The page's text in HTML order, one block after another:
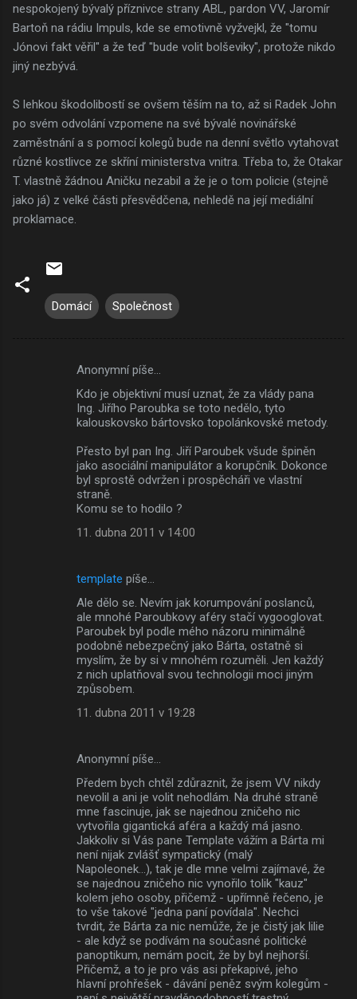
nespokojený bývalý příznivce strany ABL, pardon VV, Jaromír
Bartoň na rádiu Impuls, kde se emotivně vyžvejkl, že "tomu
Jónovi fakt věřil" a že teď "bude volit bolševiky", protože nikdo
jiný nezbývá.
S lehkou škodolibostí se ovšem těším na to, až si Radek John
po svém odvolání vzpomene na své bývalé novinářské
zaměstnání a s pomocí kolegů bude na denní světlo vytahovat
různé kostlivce ze skříní ministerstva vnitra. Třeba to, že Otakar
T. vlastně žádnou Aničku nezabil a že je o tom policie (stejně
jako já) z velké části přesvědčena, nehledě na její mediální
proklamace.
Domácí Společnost
Anonymní píše…
Kdo je objektivní musí uznat, že za vlády pana
Ing. Jiřího Paroubka se toto nedělo, tyto
kalouskovsko bártovsko topolánkovské metody.
Přesto byl pan Ing. Jiří Paroubek všude špiněn
jako asociální manipulátor a korupčník. Dokonce
byl sprostě odvržen i prospěcháři ve vlastní
straně.
Komu se to hodilo ?
11. dubna 2011 v 14:00
template píše…
Ale dělo se. Nevím jak korumpování poslanců,
ale mnohé Paroubkovy aféry stačí vygooglovat.
Paroubek byl podle mého názoru minimálně
podobně nebezpečný jako Bárta, ostatně si
myslím, že by si v mnohém rozuměli. Jen každý
z nich uplatňoval svou technologii moci jiným
způsobem.
11. dubna 2011 v 19:28
Anonymní píše…
Předem bych chtěl zdůraznit, že jsem VV nikdy
nevolil a ani je volit nehodlám. Na druhé straně
mne fascinuje, jak se najednou zničeho nic
vytvořila gigantická aféra a každý má jasno.
Jakkoliv si Vás pane Template vážím a Bárta mi
není nijak zvlášť sympatický (malý
Napoleonek...), tak je dle mne velmi zajímavé, že
se najednou zničeho nic vynořilo tolik "kauz"
kolem jeho osoby, přičemž - upřímně řečeno, je
to vše takové "jedna paní povídala". Nechci
tvrdit, že Bárta za nic nemůže, že je čistý jak lilie
- ale když se podívám na současné politické
panoptikum, nemám pocit, že by byl nejhorší.
Přičemž, a to je pro vás asi překapivé, jeho
hlavní prohřešek - dávání peněz svým kolegům -